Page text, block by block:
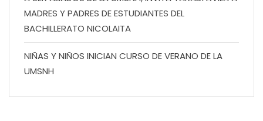
MADRES Y PADRES DE ESTUDIANTES DEL
BACHILLERATO NICOLAITA
NIÑAS Y NIÑOS INICIAN CURSO DE VERANO DE LA
UMSNH